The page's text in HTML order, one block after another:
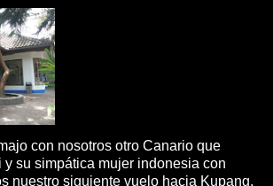
con nosotros otro Canario que
su simpática mujer indonesia con
nuestro siguiente vuelo hacia Kupang.